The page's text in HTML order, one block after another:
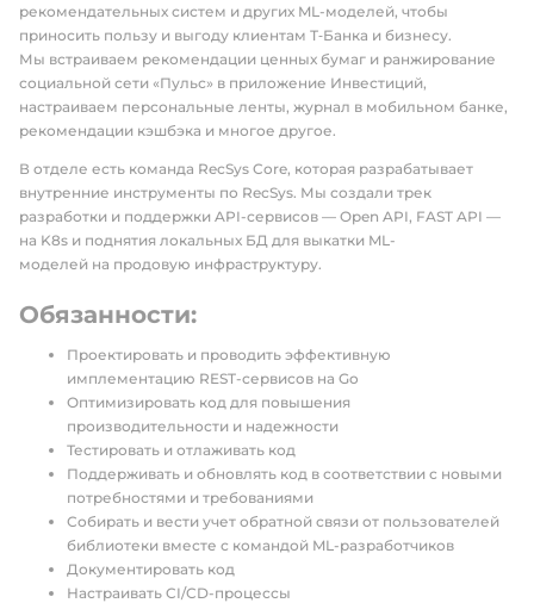
рекомендательных систем и других ML-моделей, чтобы
приносить пользу и выгоду клиентам Т‑Банка и бизнесу.
Мы встраиваем рекомендации ценных бумаг и ранжирование
социальной сети «Пульс» в приложение Инвестиций,
настраиваем персональные ленты, журнал в мобильном банке,
рекомендации кэшбэка и многое другое.
В отделе есть команда RecSys Core, которая разрабатывает
внутренние инструменты по RecSys. Мы создали трек
разработки и поддержки API-сервисов — Open API, FAST API —
на K8s и поднятия локальных БД для выкатки ML-
моделей на продовую инфраструктуру.
Обязанности:
Проектировать и проводить эффективную
имплементацию REST-сервисов на Go
Оптимизировать код для повышения
производительности и надежности
Тестировать и отлаживать код
Поддерживать и обновлять код в соответствии с новыми
потребностями и требованиями
Собирать и вести учет обратной связи от пользователей
библиотеки вместе с командой ML-разработчиков
Документировать код
Настраивать CI/CD-процессы